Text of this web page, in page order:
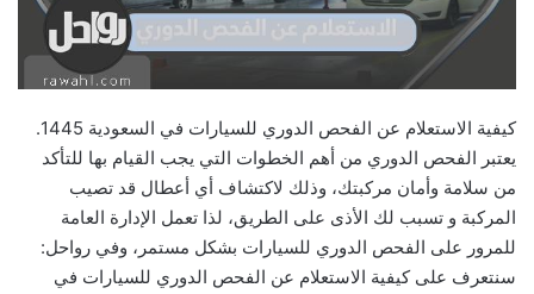
كيفية الاستعلام عن الفحص الدوري للسيارات في السعودية 1445.
يعتبر الفحص الدوري من أهم الخطوات التي يجب القيام بها للتأكد
من سلامة وأمان مركبتك، وذلك لاكتشاف أي أعطال قد تصيب
المركبة و تسبب لك الأذى على الطريق، لذا تعمل الإدارة العامة
للمرور على الفحص الدوري للسيارات بشكل مستمر، وفي رواحل:
سنتعرف على كيفية الاستعلام عن الفحص الدوري للسيارات في